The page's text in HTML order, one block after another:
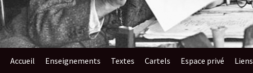
Accueil Enseignements​ Textes Cartels Espace privé Liens